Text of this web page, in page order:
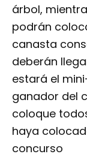
árbol,
podrán
canasta
deberán
estará el
ganador del
coloque
haya
concurso